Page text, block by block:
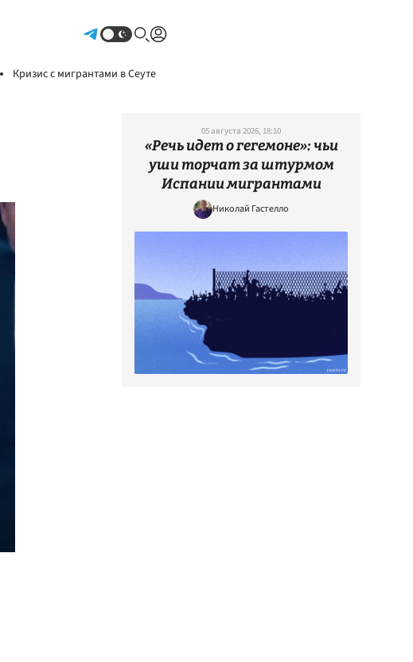
Кризис с мигрантами в Сеуте
05 августа 2026, 18:10
«Речь идет о гегемоне»: чьи
уши торчат за штурмом
Испании мигрантами
Николай Гастелло